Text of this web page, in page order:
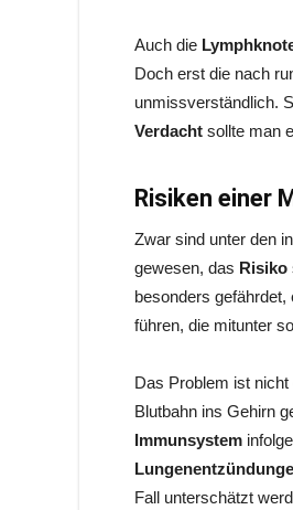
Auch die
Doch erst die nach
unmissverständlich.
Verdacht sollte man
Risiken einer
Zwar sind unter den
gewesen, das Risiko
besonders
führen, die mitunter
Das Problem ist
Blutbahn ins Gehirn
Immunsystem
Fall unterschätzt